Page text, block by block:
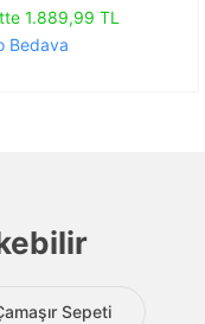
1.889,99 TL
Bedava
Sepeti